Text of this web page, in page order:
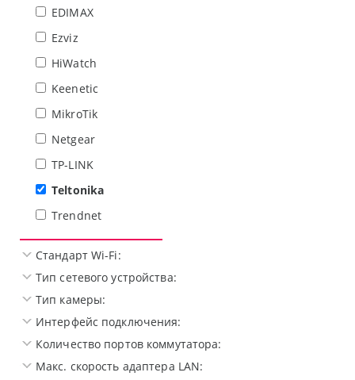
EDIMAX
Ezviz
HiWatch
Keenetic
MikroTik
Netgear
TP-LINK
Teltonika
Trendnet
Стандарт Wi-Fi:
Тип сетевого устройства:
Тип камеры:
Интерфейс подключения:
Количество портов коммутатора:
Макс. скорость адаптера LAN: